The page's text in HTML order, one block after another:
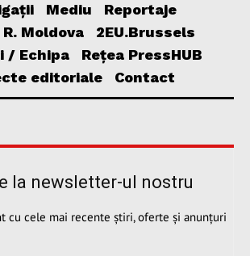
Mediu
Reportaje
Moldova
2EU.Brussels
/ Echipa
Rețea PressHUB
editoriale
Contact
la newsletter-ul nostru
cu cele mai recente știri, oferte și anunțuri